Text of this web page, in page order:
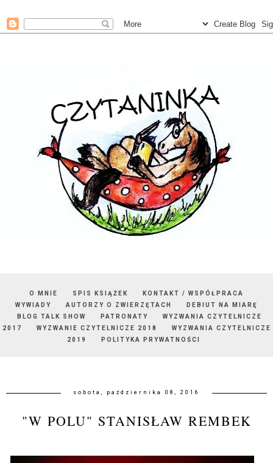
O MNIE SPIS KSIĄŻEK
KONTAKT / WSPÓŁPRACA
WYWIADY
AUTORZY O ZWIERZĘTACH
DEBIUT NA MIARĘ
BLOG TALK SHOW
PATRONATY
WYZWANIA CZYTELNICZE
2017
WYZWANIE CZYTELNICZE 2018
WYZWANIA CZYTELNICZE
2019
POLITYKA PRYWATNOŚCI
sobota, października 08, 2016
"W POLU" STANISŁAW REMBEK